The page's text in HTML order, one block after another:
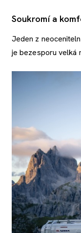
Soukromí a
Jeden z
je bezesporu velká